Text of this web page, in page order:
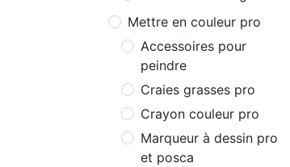
Mettre en couleur pro
Accessoires pour
peindre
Craies grasses pro
Crayon couleur pro
Marqueur à dessin pro
et posca